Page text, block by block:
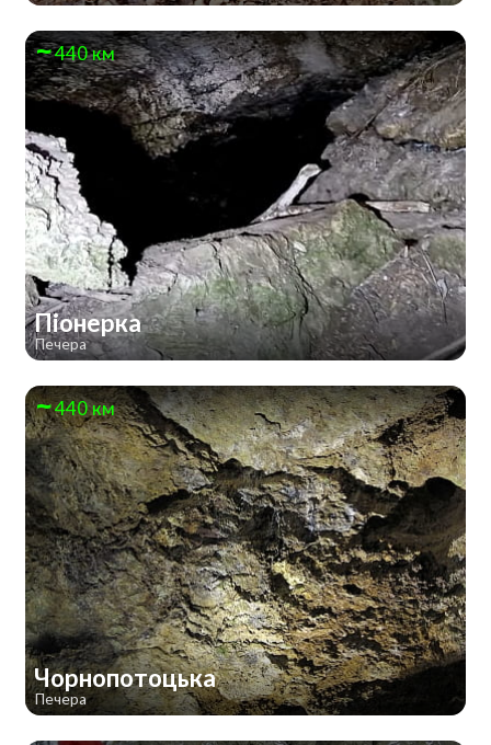
440 км
Піонерка
Печера
440 км
Чорнопотоцька
Печера